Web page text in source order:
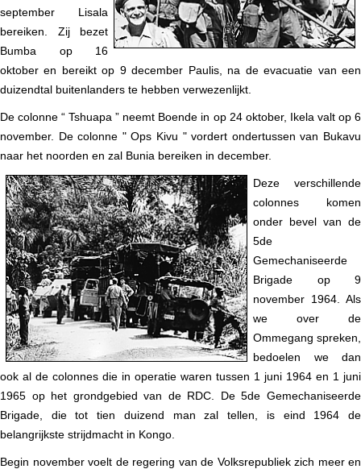
september Lisala
bereiken. Zij bezet
Bumba op 16
oktober en bereikt op 9 december Paulis, na de evacuatie van een
duizendtal buitenlanders te hebben verwezenlijkt.
De colonne “ Tshuapa ” neemt Boende in op 24 oktober, Ikela valt op 6
november. De colonne " Ops Kivu " vordert ondertussen van Bukavu
naar het noorden en zal Bunia bereiken in december.
Deze verschillende
colonnes komen
onder bevel van de
5de
Gemechaniseerde
Brigade op 9
november 1964. Als
we over de
Ommegang spreken,
bedoelen we dan
ook al de colonnes die in operatie waren tussen 1 juni 1964 en 1 juni
1965 op het grondgebied van de RDC. De 5de Gemechaniseerde
Brigade, die tot tien duizend man zal tellen, is eind 1964 de
belangrijkste strijdmacht in Kongo.
Begin november voelt de regering van de Volksrepubliek zich meer en